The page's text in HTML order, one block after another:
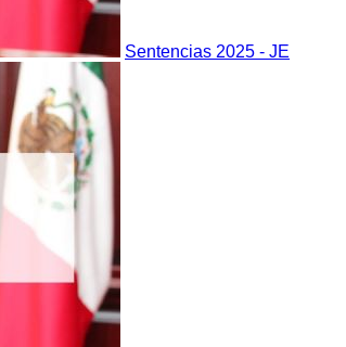
Sentencias 2025 - JE